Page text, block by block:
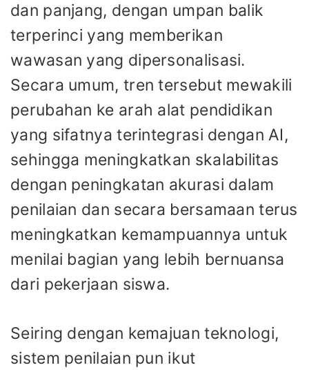
dan panjang, dengan umpan balik
terperinci yang memberikan
wawasan yang dipersonalisasi.
Secara umum, tren tersebut mewakili
perubahan ke arah alat pendidikan
yang sifatnya terintegrasi dengan AI,
sehingga meningkatkan skalabilitas
dengan peningkatan akurasi dalam
penilaian dan secara bersamaan terus
meningkatkan kemampuannya untuk
menilai bagian yang lebih bernuansa
dari pekerjaan siswa.
Seiring dengan kemajuan teknologi,
sistem penilaian pun ikut